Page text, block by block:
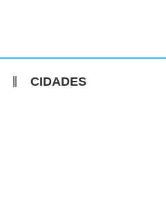
CIDADES